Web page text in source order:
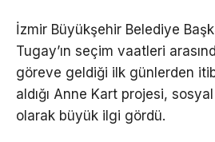
İzmir Büyükşehir Belediye
Tugay’ın seçim vaatleri
göreve geldiği ilk günlerden
aldığı Anne Kart projesi,
olarak büyük ilgi gördü.